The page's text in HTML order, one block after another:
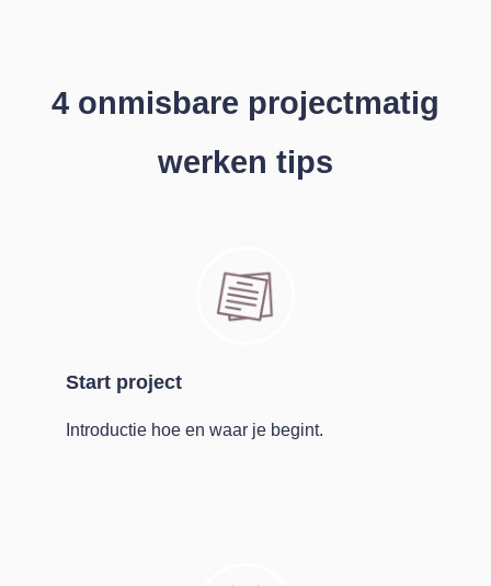
4 onmisbare projectmatig
werken tips
Start project
Introductie hoe en waar je begint.